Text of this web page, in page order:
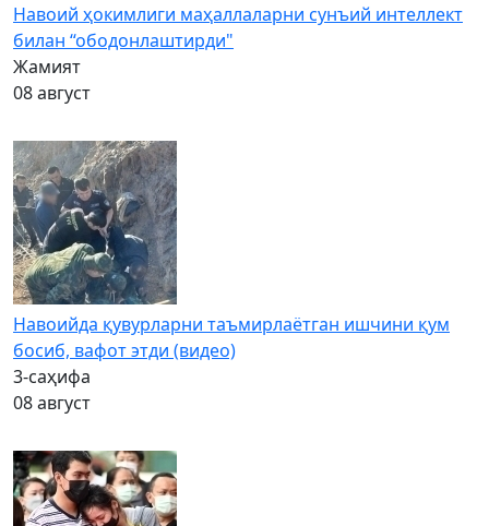
Навоий ҳокимлиги маҳаллаларни сунъий интеллект
билан “ободонлаштирди"
Жамият
08 август
Навоийда қувурларни таъмирлаётган ишчини қум
босиб, вафот этди (видео)
3-саҳифа
08 август